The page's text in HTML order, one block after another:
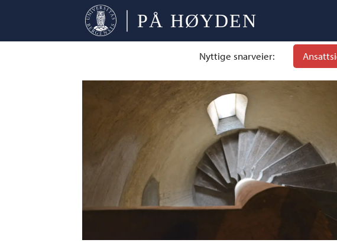
Nyttige snarveier:
verneverdige